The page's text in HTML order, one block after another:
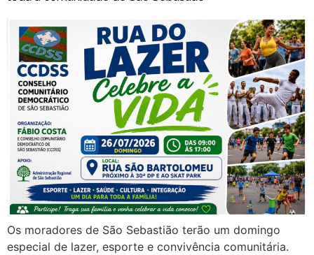
Os moradores de São Sebastião terão um domingo
especial de lazer, esporte e convivência comunitária.